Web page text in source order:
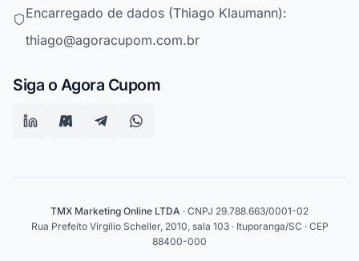
Encarregado de dados (Thiago Klaumann):
thiago@agoracupom.com.br
Siga o Agora Cupom
TMX Marketing Online LTDA · CNPJ 29.788.663/0001-02
Rua Prefeito Virgilio Scheller, 2010, sala 103 · Ituporanga/SC · CEP
88400-000